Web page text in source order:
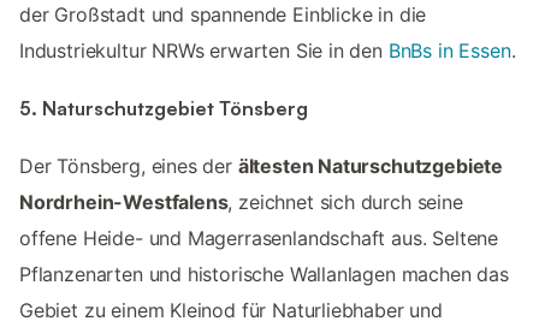
der Großstadt und spannende Einblicke in die
Industriekultur NRWs erwarten Sie in den BnBs in Essen.
5. Naturschutzgebiet Tönsberg
Der Tönsberg, eines der ältesten Naturschutzgebiete
Nordrhein-Westfalens, zeichnet sich durch seine
offene Heide- und Magerrasenlandschaft aus. Seltene
Pflanzenarten und historische Wallanlagen machen das
Gebiet zu einem Kleinod für Naturliebhaber und